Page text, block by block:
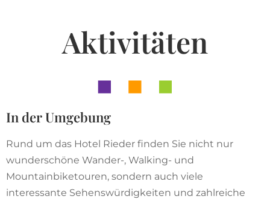
Aktivitäten
In der Umgebung
Rund um das Hotel Rieder finden Sie nicht nur
wunderschöne Wander-, Walking- und
Mountainbiketouren, sondern auch viele
interessante Sehenswürdigkeiten und zahlreiche